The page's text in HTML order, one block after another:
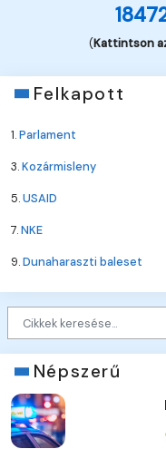
(Kattintson
Felkapott
1.Parlament
3.Kozármisleny
5.USAID
7.NKE
9.Dunaharaszti baleset
Népszerű